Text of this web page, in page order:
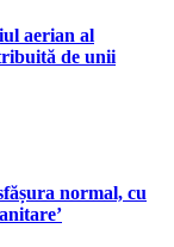
aerian al
de unii
normal, cu